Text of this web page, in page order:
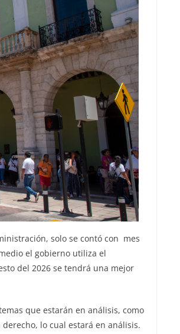
solo se contó con mes
el gobierno utiliza el
del 2026 se tendrá una mejor
que estarán en análisis, como
lo cual estará en análisis.